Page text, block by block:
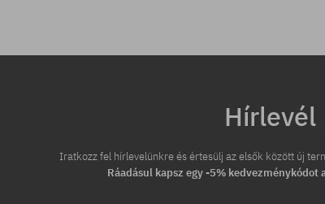
Hírlevél
Iratkozz fel hírlevelünkre és értesülj az elsők között új
Ráadásul kapsz egy -5% kedvezménykódot